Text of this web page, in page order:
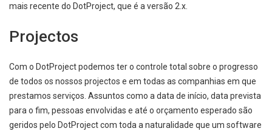
mais recente do DotProject, que é a versão 2.x.
Projectos
Com o DotProject podemos ter o controle total sobre o progresso
de todos os nossos projectos e em todas as companhias em que
prestamos serviços. Assuntos como a data de início, data prevista
para o fim, pessoas envolvidas e até o orçamento esperado são
geridos pelo DotProject com toda a naturalidade que um software